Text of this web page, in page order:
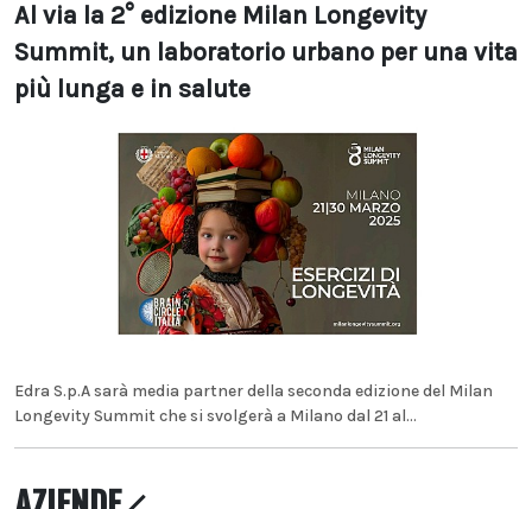
Al via la 2° edizione Milan Longevity
Summit, un laboratorio urbano per una vita
più lunga e in salute
Edra S.p.A sarà media partner della seconda edizione del Milan
Longevity Summit che si svolgerà a Milano dal 21 al...